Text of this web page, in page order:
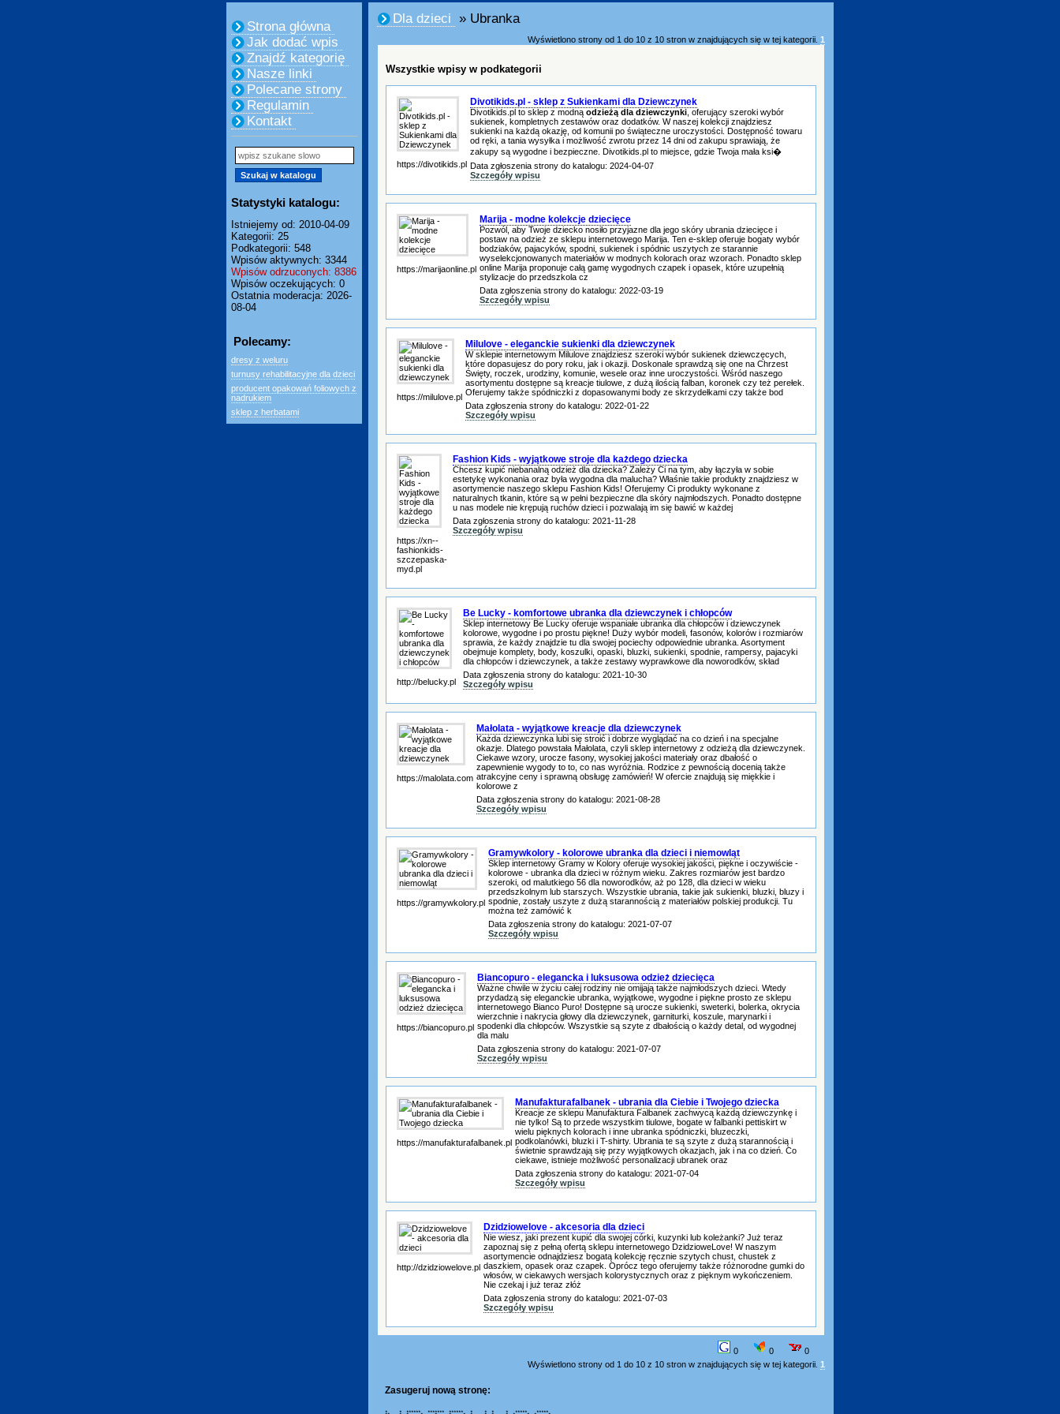
Strona główna
Jak dodać wpis
Znajdź kategorię
Nasze linki
Polecane strony
Regulamin
Kontakt
Statystyki katalogu:
Istniejemy od: 2010-04-09
Kategorii: 25
Podkategorii: 548
Wpisów aktywnych: 3344
Wpisów odrzuconych: 8386
Wpisów oczekujących: 0
Ostatnia moderacja: 2026-
08-04
Polecamy:
dresy z weluru
turnusy rehabilitacyjne dla dzieci
producent opakowań foliowych z
nadrukiem
sklep z herbatami
Dla dzieci » Ubranka
Wyświetlono strony od 1 do 10 z 10 stron w znajdujących się w tej kategorii. 1
Wszystkie wpisy w podkategorii
https://divotikids.pl
Divotikids.pl - sklep z Sukienkami dla Dziewczynek
Divotikids.pl to sklep z modną odzieżą dla dziewczynki , oferujący szeroki wybór
sukienek, kompletnych zestawów oraz dodatków. W naszej kolekcji znajdziesz
sukienki na każdą okazję, od komunii po świąteczne uroczystości. Dostępność towaru
od ręki, a tania wysyłka i możliwość zwrotu przez 14 dni od zakupu sprawiają, że
zakupy są wygodne i bezpieczne. Divotikids.pl to miejsce, gdzie Twoja mała ksi�
Data zgłoszenia strony do katalogu: 2024-04-07
Szczegóły wpisu
https://marijaonline.pl
Marija - modne kolekcje dziecięce
Pozwól, aby Twoje dziecko nosiło przyjazne dla jego skóry ubrania dziecięce i
postaw na odzież ze sklepu internetowego Marija. Ten e-sklep oferuje bogaty wybór
bodziaków, pajacyków, spodni, sukienek i spódnic uszytych ze starannie
wyselekcjonowanych materiałów w modnych kolorach oraz wzorach. Ponadto sklep
online Marija proponuje całą gamę wygodnych czapek i opasek, które uzupełnią
stylizacje do przedszkola cz
Data zgłoszenia strony do katalogu: 2022-03-19
Szczegóły wpisu
https://milulove.pl
Milulove - eleganckie sukienki dla dziewczynek
W sklepie internetowym Milulove znajdziesz szeroki wybór sukienek dziewczęcych,
które dopasujesz do pory roku, jak i okazji. Doskonale sprawdzą się one na Chrzest
Święty, roczek, urodziny, komunie, wesele oraz inne uroczystości. Wśród naszego
asortymentu dostępne są kreacje tiulowe, z dużą ilością falban, koronek czy też perełek.
Oferujemy także spódniczki z dopasowanymi body ze skrzydełkami czy także bod
Data zgłoszenia strony do katalogu: 2022-01-22
Szczegóły wpisu
https://xn--
fashionkids-
szczepaska-
myd.pl
Fashion Kids - wyjątkowe stroje dla każdego dziecka
Chcesz kupić niebanalną odzież dla dziecka? Zależy Ci na tym, aby łączyła w sobie
estetykę wykonania oraz była wygodna dla malucha? Właśnie takie produkty znajdziesz w
asortymencie naszego sklepu Fashion Kids! Oferujemy Ci produkty wykonane z
naturalnych tkanin, które są w pełni bezpieczne dla skóry najmłodszych. Ponadto dostępne
u nas modele nie krępują ruchów dzieci i pozwalają im się bawić w każdej
Data zgłoszenia strony do katalogu: 2021-11-28
Szczegóły wpisu
http://belucky.pl
Be Lucky - komfortowe ubranka dla dziewczynek i chłopców
Sklep internetowy Be Lucky oferuje wspaniałe ubranka dla chłopców i dziewczynek
kolorowe, wygodne i po prostu piękne! Duży wybór modeli, fasonów, kolorów i rozmiarów
sprawia, że każdy znajdzie tu dla swojej pociechy odpowiednie ubranka. Asortyment
obejmuje komplety, body, koszulki, opaski, bluzki, sukienki, spodnie, rampersy, pajacyki
dla chłopców i dziewczynek, a także zestawy wyprawkowe dla noworodków, skład
Data zgłoszenia strony do katalogu: 2021-10-30
Szczegóły wpisu
https://malolata.com
Małolata - wyjątkowe kreacje dla dziewczynek
Każda dziewczynka lubi się stroić i dobrze wyglądać na co dzień i na specjalne
okazje. Dlatego powstała Małolata, czyli sklep internetowy z odzieżą dla dziewczynek.
Ciekawe wzory, urocze fasony, wysokiej jakości materiały oraz dbałość o
zapewnienie wygody to to, co nas wyróżnia. Rodzice z pewnością docenią także
atrakcyjne ceny i sprawną obsługę zamówień! W ofercie znajdują się miękkie i
kolorowe z
Data zgłoszenia strony do katalogu: 2021-08-28
Szczegóły wpisu
https://gramywkolory.pl
Gramywkolory - kolorowe ubranka dla dzieci i niemowląt
Sklep internetowy Gramy w Kolory oferuje wysokiej jakości, piękne i oczywiście -
kolorowe - ubranka dla dzieci w różnym wieku. Zakres rozmiarów jest bardzo
szeroki, od malutkiego 56 dla noworodków, aż po 128, dla dzieci w wieku
przedszkolnym lub starszych. Wszystkie ubrania, takie jak sukienki, bluzki, bluzy i
spodnie, zostały uszyte z dużą starannością z materiałów polskiej produkcji. Tu
można też zamówić k
Data zgłoszenia strony do katalogu: 2021-07-07
Szczegóły wpisu
https://biancopuro.pl
Biancopuro - elegancka i luksusowa odzież dziecięca
Ważne chwile w życiu całej rodziny nie omijają także najmłodszych dzieci. Wtedy
przydadzą się eleganckie ubranka, wyjątkowe, wygodne i piękne prosto ze sklepu
internetowego Bianco Puro! Dostępne są urocze sukienki, sweterki, bolerka, okrycia
wierzchnie i nakrycia głowy dla dziewczynek, garniturki, koszule, marynarki i
spodenki dla chłopców. Wszystkie są szyte z dbałością o każdy detal, od wygodnej
dla malu
Data zgłoszenia strony do katalogu: 2021-07-07
Szczegóły wpisu
https://manufakturafalbanek.pl
Manufakturafalbanek - ubrania dla Ciebie i Twojego dziecka
Kreacje ze sklepu Manufaktura Falbanek zachwycą każdą dziewczynkę i
nie tylko! Są to przede wszystkim tiulowe, bogate w falbanki pettiskirt w
wielu pięknych kolorach i inne ubranka spódniczki, bluzeczki,
podkolanówki, bluzki i T-shirty. Ubrania te są szyte z dużą starannością i
świetnie sprawdzają się przy wyjątkowych okazjach, jak i na co dzień. Co
ciekawe, istnieje możliwość personalizacji ubranek oraz
Data zgłoszenia strony do katalogu: 2021-07-04
Szczegóły wpisu
http://dzidziowelove.pl
Dzidziowelove - akcesoria dla dzieci
Nie wiesz, jaki prezent kupić dla swojej córki, kuzynki lub koleżanki? Już teraz
zapoznaj się z pełną ofertą sklepu internetowego DzidzioweLove! W naszym
asortymencie odnajdziesz bogatą kolekcję ręcznie szytych chust, chustek z
daszkiem, opasek oraz czapek. Oprócz tego oferujemy także różnorodne gumki do
włosów, w ciekawych wersjach kolorystycznych oraz z pięknym wykończeniem.
Nie czekaj i już teraz złóż
Data zgłoszenia strony do katalogu: 2021-07-03
Szczegóły wpisu
0 0
0
Wyświetlono strony od 1 do 10 z 10 stron w znajdujących się w tej kategorii. 1
Zasugeruj nową stronę:
* * ****** ******* ****** * * * * ***** *****